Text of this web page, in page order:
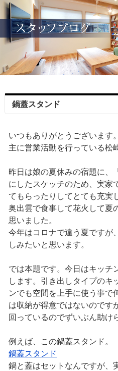
鍋蓋スタンド
いつもありがとうございます。
主に営業活動を行っている松
昨日は娘の夏休みの宿題に、
にしたスケッチのため、実家
てもらったりしてとても充実
奥出雲で食事して花火して夏
思いました。
今年はコロナで違う夏ですが
しみたいと思います。
では本題です。今日はキッチ
します。引き出しタイプのキ
ンでも空間を上手に使う事で
は収納が得意ではないのです
回っているのでずいぶん助け
例えば、この鍋蓋スタンド。
鍋蓋スタンド
鍋と蓋はセットなんですが、